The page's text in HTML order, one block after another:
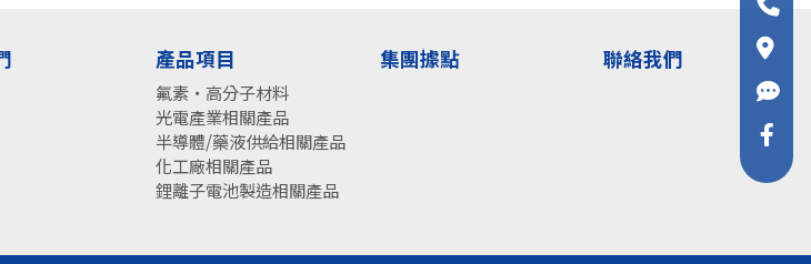
產品項目
氟素・高分子材料
光電產業相關產品
半導體/藥液供給相關產品
化工廠相關產品
鋰離子電池製造相關產品
集團據點 聯絡我們